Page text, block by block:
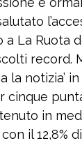
a La Ruota
record.
la notizia’
cinque
in
il 12,8%